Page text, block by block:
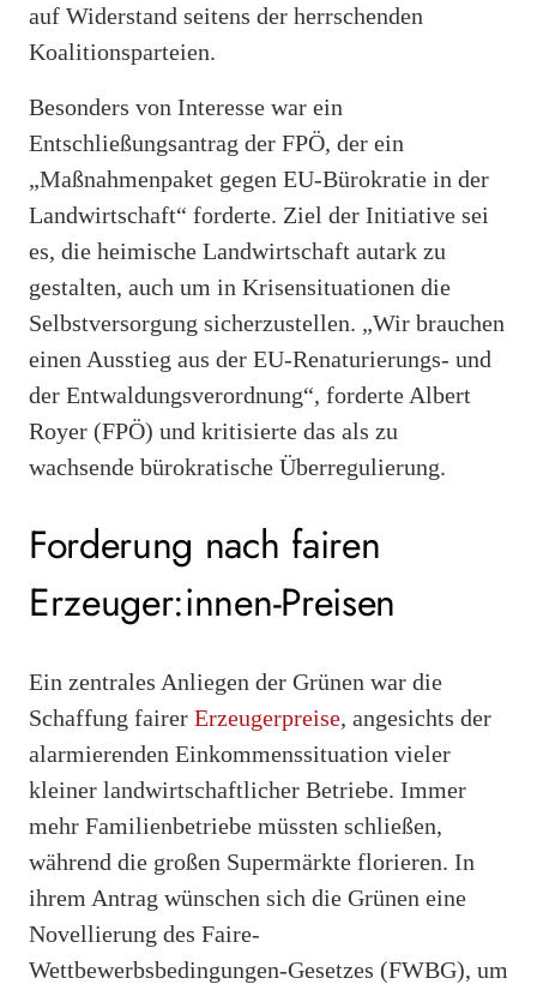
auf Widerstand seitens der herrschenden
Koalitionsparteien.
Besonders von Interesse war ein
Entschließungsantrag der FPÖ, der ein
„Maßnahmenpaket gegen EU-Bürokratie in der
Landwirtschaft“ forderte. Ziel der Initiative sei
es, die heimische Landwirtschaft autark zu
gestalten, auch um in Krisensituationen die
Selbstversorgung sicherzustellen. „Wir brauchen
einen Ausstieg aus der EU-Renaturierungs- und
der Entwaldungsverordnung“, forderte Albert
Royer (FPÖ) und kritisierte das als zu
wachsende bürokratische Überregulierung.
Forderung nach fairen
Erzeuger:innen-Preisen
Ein zentrales Anliegen der Grünen war die
Schaffung fairer Erzeugerpreise, angesichts der
alarmierenden Einkommenssituation vieler
kleiner landwirtschaftlicher Betriebe. Immer
mehr Familienbetriebe müssten schließen,
während die großen Supermärkte florieren. In
ihrem Antrag wünschen sich die Grünen eine
Novellierung des Faire-
Wettbewerbsbedingungen-Gesetzes (FWBG), um